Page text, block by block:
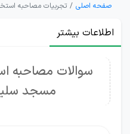
صفحه اصلی تجربیات مصاحبه
اطلاعات بیشتر
سوالات مصاحبه
مسجد